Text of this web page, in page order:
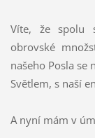
Víte, že spolu
obrovské
našeho Posla
Světlem, s naší
A nyní mám v